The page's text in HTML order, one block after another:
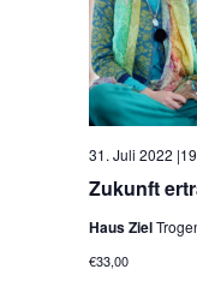
Zukunft
31. Juli 2022
Haus Ziel
€33,00